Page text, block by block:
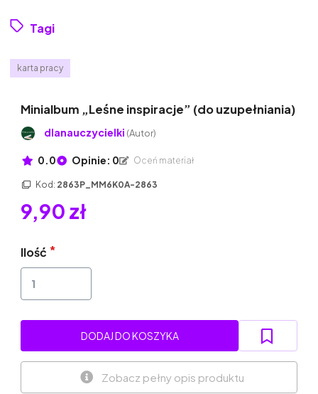
Tagi
karta pracy
Minialbum „Leśne inspiracje” (do uzupełniania)
dlanauczycielki (Autor)
0.0 Opinie: 0 Oceń materiał
Kod: 2863P_MM6K0A-2863
9,90 zł
Ilość
DODAJ DO KOSZYKA
Zobacz pełny opis produktu